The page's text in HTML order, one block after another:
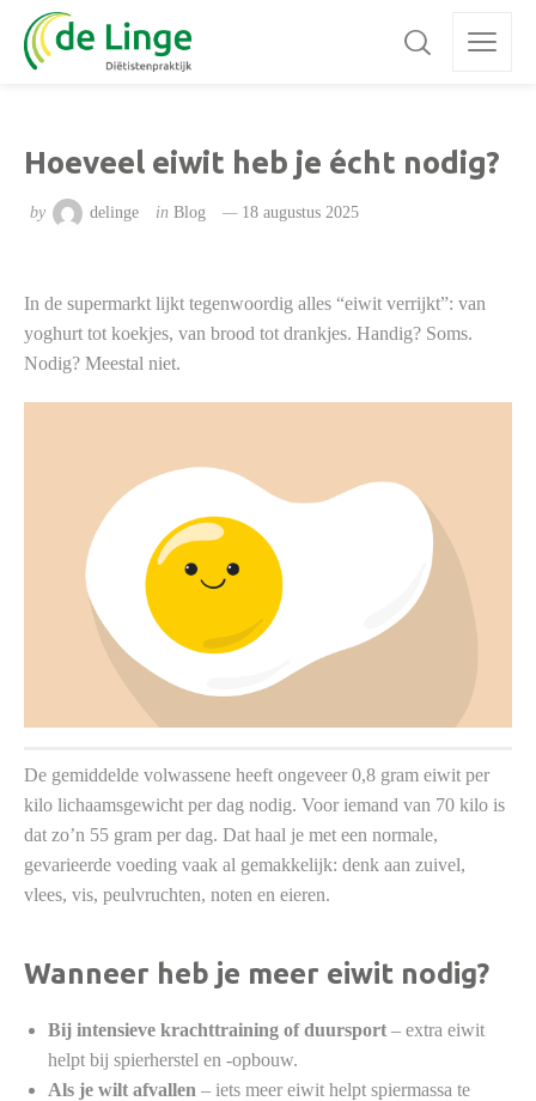
Hoeveel eiwit heb je écht nodig?
by delinge in Blog 18 augustus 2025
In de supermarkt lijkt tegenwoordig alles “eiwit verrijkt”: van
yoghurt tot koekjes, van brood tot drankjes. Handig? Soms.
Nodig? Meestal niet.
De gemiddelde volwassene heeft ongeveer 0,8 gram eiwit per
kilo lichaamsgewicht per dag nodig. Voor iemand van 70 kilo is
dat zo’n 55 gram per dag. Dat haal je met een normale,
gevarieerde voeding vaak al gemakkelijk: denk aan zuivel,
vlees, vis, peulvruchten, noten en eieren.
Wanneer heb je meer eiwit nodig?
Bij intensieve krachttraining of duursport – extra eiwit
helpt bij spierherstel en -opbouw.
Als je wilt afvallen – iets meer eiwit helpt spiermassa te